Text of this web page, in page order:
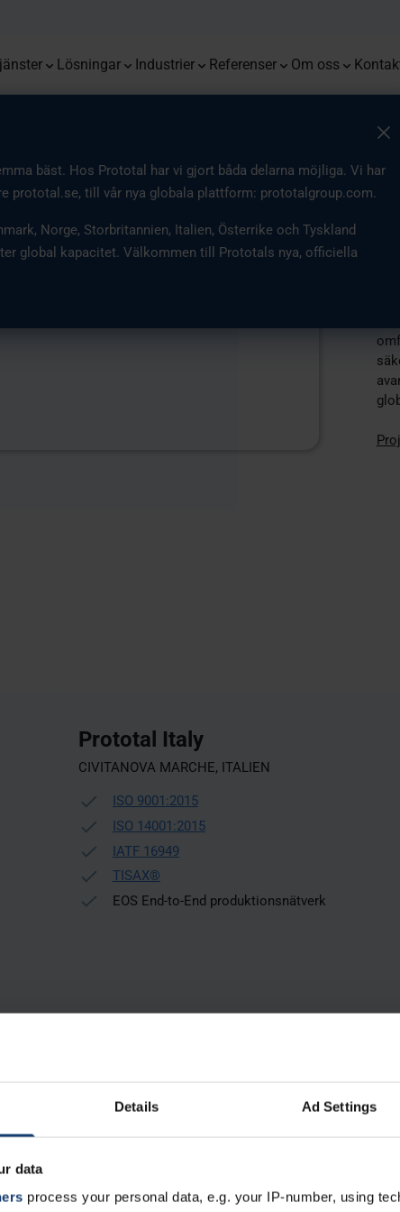
Details Ad Settings
data
process your personal data, e.g. your IP-number, using
Lösningar Industrier Referenser Om oss
bäst. Hos Prototal har vi gjort båda delarna möjliga. Vi har
prototal.se, till vår nya globala plattform: prototalgroup.com.
Norge, Storbritannien, Italien, Österrike och Tyskland
global kapacitet. Välkommen till Prototals nya, officiella
Prototal Italy
CIVITANOVA MARCHE, ITALIEN
ISO 9001:2015
ISO 14001:2015
IATF 16949
TISAX®
EOS End-to-End produktionsnätverk
Prototal Norway